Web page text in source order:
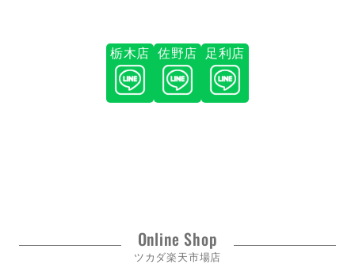
栃木店 佐野店 足利店
Online Shop
ツカダ楽天市場店